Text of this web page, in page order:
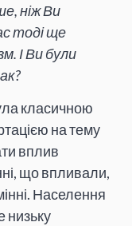
ніж Ви
тоді ще
І Ви були
класичною
на тему
вплив
що впливали,
Населення
низьку